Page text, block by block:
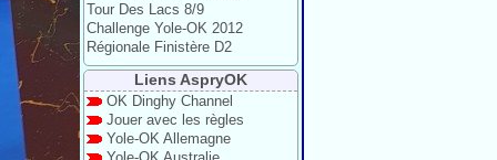
Tour Des Lacs 8/9
Challenge Yole-OK 2012
Régionale Finistère D2
Liens AspryOK
OK Dinghy Channel
Jouer avec les règles
Yole-OK Allemagne